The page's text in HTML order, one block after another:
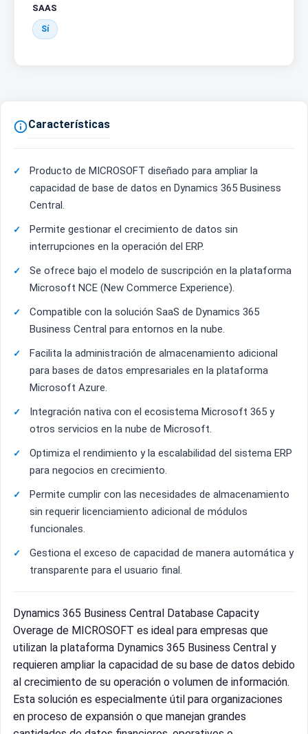
SAAS
Sí
Características
Producto de MICROSOFT diseñado para ampliar la
capacidad de base de datos en Dynamics 365 Business
Central.
Permite gestionar el crecimiento de datos sin
interrupciones en la operación del ERP.
Se ofrece bajo el modelo de suscripción en la plataforma
Microsoft NCE (New Commerce Experience).
Compatible con la solución SaaS de Dynamics 365
Business Central para entornos en la nube.
Facilita la administración de almacenamiento adicional
para bases de datos empresariales en la plataforma
Microsoft Azure.
Integración nativa con el ecosistema Microsoft 365 y
otros servicios en la nube de Microsoft.
Optimiza el rendimiento y la escalabilidad del sistema ERP
para negocios en crecimiento.
Permite cumplir con las necesidades de almacenamiento
sin requerir licenciamiento adicional de módulos
funcionales.
Gestiona el exceso de capacidad de manera automática y
transparente para el usuario final.
Dynamics 365 Business Central Database Capacity
Overage de MICROSOFT es ideal para empresas que
utilizan la plataforma Dynamics 365 Business Central y
requieren ampliar la capacidad de su base de datos debido
al crecimiento de su operación o volumen de información.
Esta solución es especialmente útil para organizaciones
en proceso de expansión o que manejan grandes